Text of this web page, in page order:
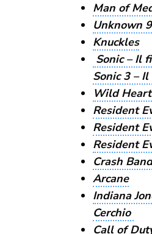
Man of
Unknown
Knuckles
Sonic – Il
Sonic 3 –
Wild
Resident
Resident
Resident
Crash
Arcane
Indiana
Cerchio
Call of